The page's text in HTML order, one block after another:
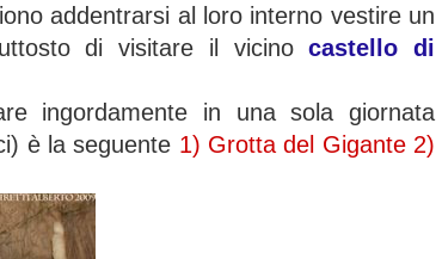
addentrarsi al loro interno vestire un
di visitare il vicino castello di
ingordamente in una sola giornata
è la seguente 1) Grotta del Gigante 2)